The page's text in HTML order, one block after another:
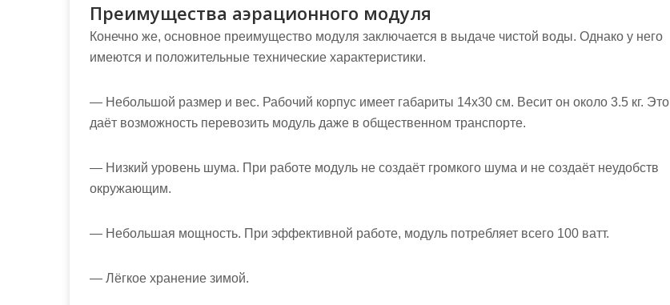
Преимущества аэрационного модуля
Конечно же, основное преимущество модуля заключается в выдаче чистой воды. Однако у него
имеются и положительные технические характеристики.
— Небольшой размер и вес. Рабочий корпус имеет габариты 14х30 см. Весит он около 3.5 кг. Это
даёт возможность перевозить модуль даже в общественном транспорте.
— Низкий уровень шума. При работе модуль не создаёт громкого шума и не создаёт неудобств
окружающим.
— Небольшая мощность. При эффективной работе, модуль потребляет всего 100 ватт.
— Лёгкое хранение зимой.